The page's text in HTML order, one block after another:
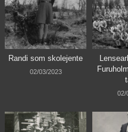
Randi som skolejente
02/03/2023
02/